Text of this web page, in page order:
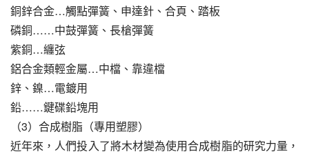
銅鋅合金…觸點彈簧、申達針、合頁、踏板
磷銅……中鼓彈簧、長槍彈簧
紫銅…纏弦
鋁合金類輕金屬…中檔、靠違檔
鋅、鎳…電鍍用
鉛……鍵碟鉛塊用
（3）合成樹脂（專用塑膠）
近年來，人們投入了將木材變為使用合成樹脂的研究力量，